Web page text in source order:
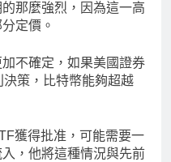
那麼強烈，因為這一高
定價。
加不確定，如果美國證券
策，比特幣能夠超越
獲得批准，可能需要一
，他將這種情況與先前